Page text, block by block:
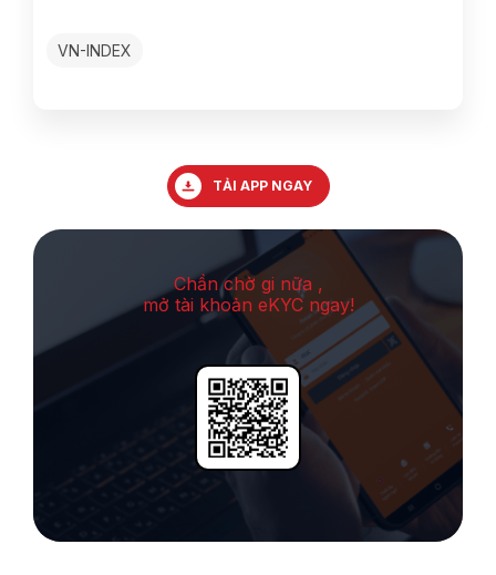
VN-INDEX
TẢI APP NGAY
Chần chờ gi nữa ,
mở tài khoản eKYC ngay!